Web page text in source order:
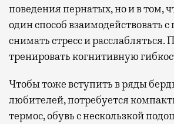
поведения пернатых, но и в том,
один способ взаимодействовать
снимать стресс и расслабляться.
тренировать когнитивную
Чтобы тоже вступить в ряды
любителей, потребуется
термос, обувь с нескользкой